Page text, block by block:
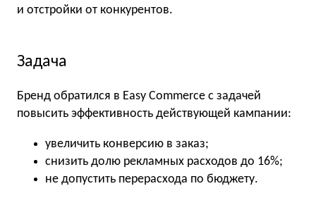
и отстройки от конкурентов.
Задача
Бренд обратился в Easy Commerce с задачей
повысить эффективность действующей кампании:
увеличить конверсию в заказ;
снизить долю рекламных расходов до 16%;
не допустить перерасхода по бюджету.